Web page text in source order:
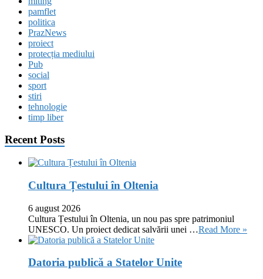
pamflet
politica
PrazNews
proiect
protecția mediului
Pub
social
sport
stiri
tehnologie
timp liber
Recent Posts
Cultura Țestului în Oltenia
6 august 2026
Cultura Țestului în Oltenia, un nou pas spre patrimoniul
UNESCO. Un proiect dedicat salvării unei …Read More »
Datoria publică a Statelor Unite